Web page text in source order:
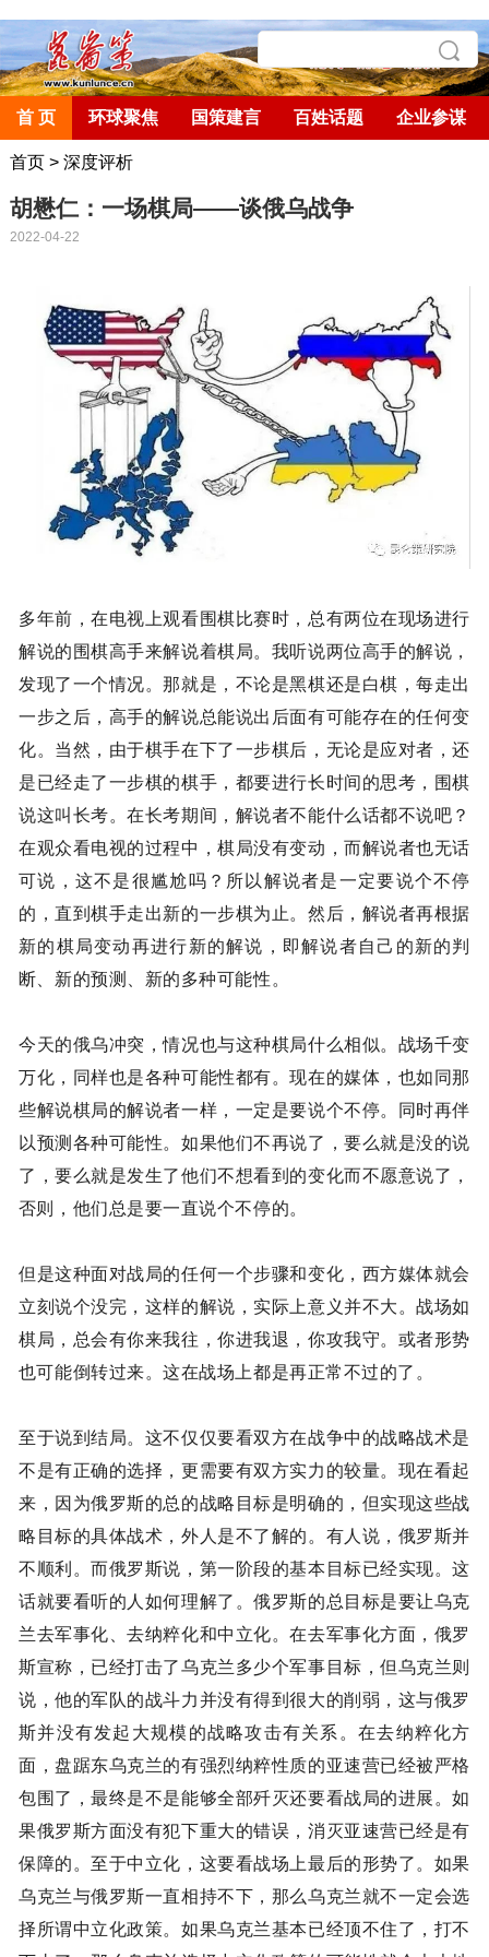
首 页 环球聚焦 国策建言 百姓话题 企业参谋
首页> 深度评析
胡懋仁：一场棋局——谈俄乌战争
2022-04-22
多年前，在电视上观看围棋比赛时，总有两位在现场进行
解说的围棋高手来解说着棋局。我听说两位高手的解说，
发现了一个情况。那就是，不论是黑棋还是白棋，每走出
一步之后，高手的解说总能说出后面有可能存在的任何变
化。当然，由于棋手在下了一步棋后，无论是应对者，还
是已经走了一步棋的棋手，都要进行长时间的思考，围棋
说这叫长考。在长考期间，解说者不能什么话都不说吧？
在观众看电视的过程中，棋局没有变动，而解说者也无话
可说，这不是很尴尬吗？所以解说者是一定要说个不停
的，直到棋手走出新的一步棋为止。然后，解说者再根据
新的棋局变动再进行新的解说，即解说者自己的新的判
断、新的预测、新的多种可能性。
今天的俄乌冲突，情况也与这种棋局什么相似。战场千变
万化，同样也是各种可能性都有。现在的媒体，也如同那
些解说棋局的解说者一样，一定是要说个不停。同时再伴
以预测各种可能性。如果他们不再说了，要么就是没的说
了，要么就是发生了他们不想看到的变化而不愿意说了，
否则，他们总是要一直说个不停的。
但是这种面对战局的任何一个步骤和变化，西方媒体就会
立刻说个没完，这样的解说，实际上意义并不大。战场如
棋局，总会有你来我往，你进我退，你攻我守。或者形势
也可能倒转过来。这在战场上都是再正常不过的了。
至于说到结局。这不仅仅要看双方在战争中的战略战术是
不是有正确的选择，更需要有双方实力的较量。现在看起
来，因为俄罗斯的总的战略目标是明确的，但实现这些战
略目标的具体战术，外人是不了解的。有人说，俄罗斯并
不顺利。而俄罗斯说，第一阶段的基本目标已经实现。这
话就要看听的人如何理解了。俄罗斯的总目标是要让乌克
兰去军事化、去纳粹化和中立化。在去军事化方面，俄罗
斯宣称，已经打击了乌克兰多少个军事目标，但乌克兰则
说，他的军队的战斗力并没有得到很大的削弱，这与俄罗
斯并没有发起大规模的战略攻击有关系。在去纳粹化方
面，盘踞东乌克兰的有强烈纳粹性质的亚速营已经被严格
包围了，最终是不是能够全部歼灭还要看战局的进展。如
果俄罗斯方面没有犯下重大的错误，消灭亚速营已经是有
保障的。至于中立化，这要看战场上最后的形势了。如果
乌克兰与俄罗斯一直相持不下，那么乌克兰就不一定会选
择所谓中立化政策。如果乌克兰基本已经顶不住了，打不